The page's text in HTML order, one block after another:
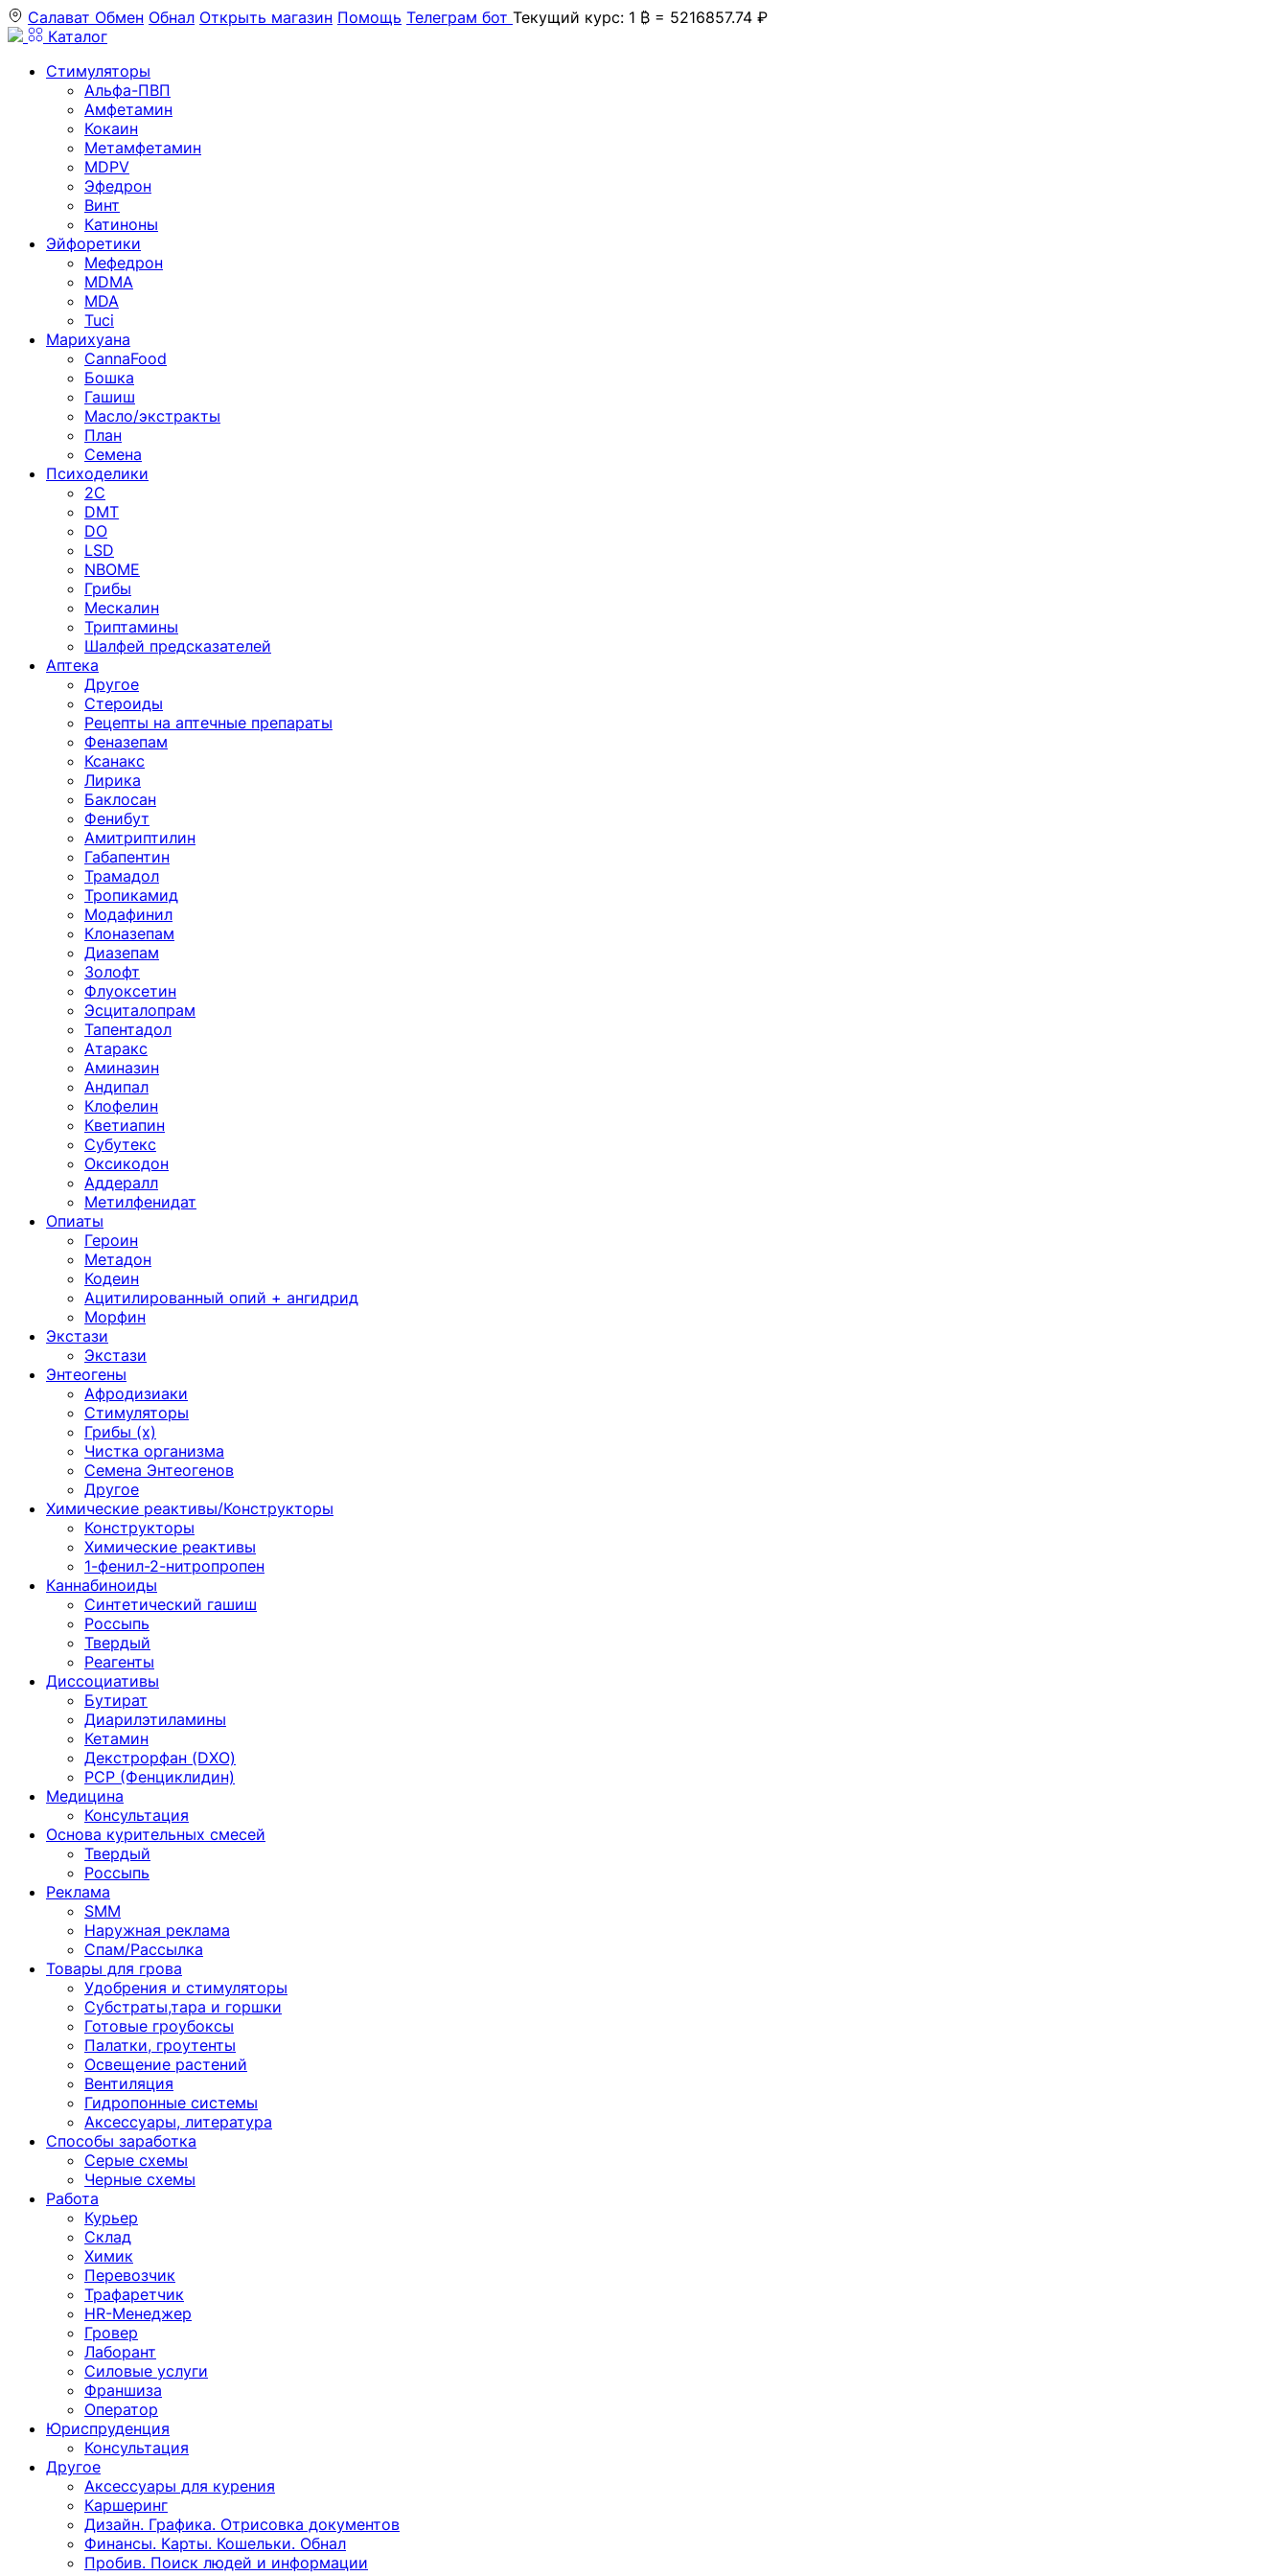
Салават Обмен Обнал Открыть магазин Помощь Телеграм бот Текущий курс: 1 ₿ = 5216857.74 ₽
Каталог
Стимуляторы
Альфа-ПВП
Амфетамин
Кокаин
Метамфетамин
MDPV
Эфедрон
Винт
Катиноны
Эйфоретики
Мефедрон
MDMA
MDA
Tuci
Марихуана
CannaFood
Бошка
Гашиш
Масло/экстракты
План
Семена
Психоделики
2C
DMT
DO
LSD
NBOME
Грибы
Мескалин
Триптамины
Шалфей предсказателей
Аптека
Другое
Стероиды
Рецепты на аптечные препараты
Феназепам
Ксанакс
Лирика
Баклосан
Фенибут
Амитриптилин
Габапентин
Трамадол
Тропикамид
Модафинил
Клоназепам
Диазепам
Золофт
Флуоксетин
Эсциталопрам
Тапентадол
Атаракс
Аминазин
Андипал
Клофелин
Кветиапин
Субутекс
Оксикодон
Аддералл
Метилфенидат
Опиаты
Героин
Метадон
Кодеин
Ацитилированный опий + ангидрид
Морфин
Экстази
Экстази
Энтеогены
Афродизиаки
Стимуляторы
Грибы (х)
Чистка организма
Семена Энтеогенов
Другое
Химические реактивы/Конструкторы
Конструкторы
Химические реактивы
1-фенил-2-нитропропен
Каннабиноиды
Синтетический гашиш
Россыпь
Твердый
Реагенты
Диссоциативы
Бутират
Диарилэтиламины
Кетамин
Декстрорфан (DXO)
PCP (Фенциклидин)
Медицина
Консультация
Основа курительных смесей
Твердый
Россыпь
Реклама
SMM
Наружная реклама
Спам/Рассылка
Товары для грова
Удобрения и стимуляторы
Субстраты,тара и горшки
Готовые гроубоксы
Палатки, гроутенты
Освещение растений
Вентиляция
Гидропонные системы
Аксессуары, литература
Способы заработка
Серые схемы
Черные схемы
Работа
Курьер
Склад
Химик
Перевозчик
Трафаретчик
HR-Менеджер
Гровер
Лаборант
Силовые услуги
Франшиза
Оператор
Юриспруденция
Консультация
Другoе
Аксессуары для курения
Каршеринг
Дизайн. Графика. Отрисовка документов
Финансы. Карты. Кошельки. Обнал
Пробив. Поиск людей и информации